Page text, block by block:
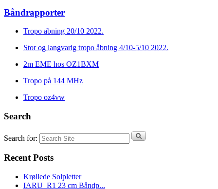
Båndrapporter
Tropo åbning 20/10 2022.
Stor og langvarig tropo åbning 4/10-5/10 2022.
2m EME hos OZ1BXM
Tropo på 144 MHz
Tropo oz4vw
Search
Search for:
Recent Posts
Krøllede Solpletter
IARU_R1 23 cm Båndp...